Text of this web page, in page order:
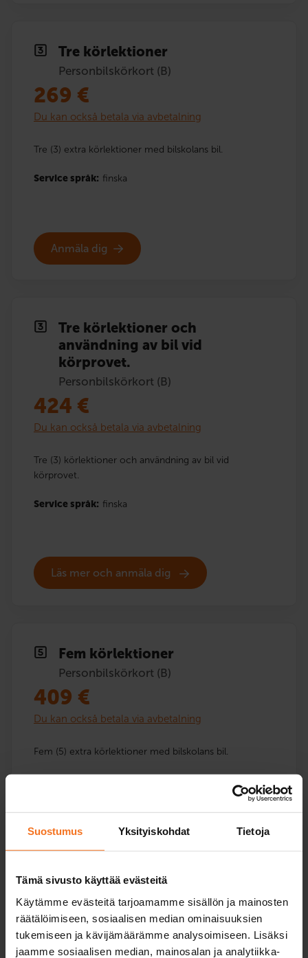
Suostumus Yksityiskohdat Tietoja
Tämä sivusto käyttää evästeitä
Käytämme evästeitä tarjoamamme sisällön ja mainosten
räätälöimiseen, sosiaalisen median ominaisuuksien
tukemiseen ja kävijämäärämme analysoimiseen. Lisäksi
jaamme sosiaalisen median, mainosalan ja analytiikka-
Tre körlektioner
Personbilskörkort (B)
269 €
Du kan också betala via avbetalning
Tre (3) extra körlektioner med bilskolans bil.
Service språk: finska
Anmäla dig
Tre körlektioner och
användning av bil vid
körprovet.
Personbilskörkort (B)
424 €
Du kan också betala via avbetalning
Tre (3) körlektioner och användning av bil vid
körprovet.
Service språk: finska
Läs mer och anmäla dig
Fem körlektioner
Personbilskörkort (B)
409 €
Du kan också betala via avbetalning
Fem (5) extra körlektioner med bilskolans bil.
Anmäla dig
5 körlektioner och användning
av bil vid körprovet